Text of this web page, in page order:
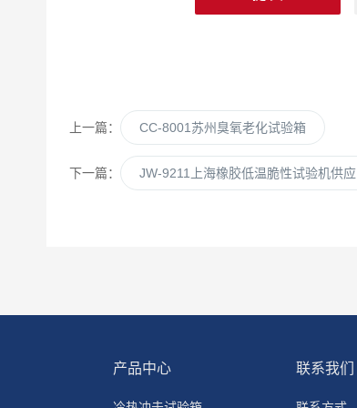
上一篇： CC-8001苏州臭氧老化试验箱
下一篇： JW-9211上海橡胶低温脆性试验机供应
产品中心 联系我们